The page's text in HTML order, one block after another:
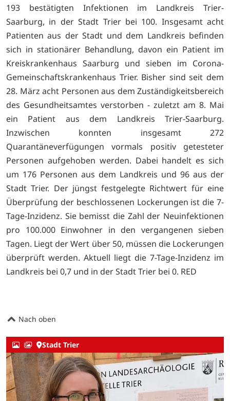
193 bestätigten Infektionen im Landkreis Trier-
Saarburg, in der Stadt Trier bei 100. Insgesamt acht
Patienten aus der Stadt und dem Landkreis befinden
sich in stationärer Behandlung, davon ein Patient im
Kreiskrankenhaus Saarburg und sieben im Corona-
Gemeinschaftskrankenhaus Trier. Bisher sind seit dem
28. März acht Personen aus dem Zuständigkeitsbereich
des Gesundheitsamtes verstorben - zuletzt am 8. Mai
ein Patient aus dem Landkreis Trier-Saarburg.
Inzwischen konnten insgesamt 272
Quarantäneverfügungen vormals positiv getesteter
Personen aufgehoben werden. Dabei handelt es sich
um 176 Personen aus dem Landkreis und 96 aus der
Stadt Trier. Der jüngst festgelegte Richtwert für eine
Überprüfung der beschlossenen Lockerungen ist die 7-
Tage-Inzidenz. Sie bemisst die Zahl der Neuinfektionen
pro 100.000 Einwohner in den vergangenen sieben
Tagen. Liegt der Wert über 50, müssen die Lockerungen
überprüft werden. Aktuell liegt die 7-Tage-Inzidenz im
Landkreis bei 0,7 und in der Stadt Trier bei 0. RED
Nach oben
Stadt Trier